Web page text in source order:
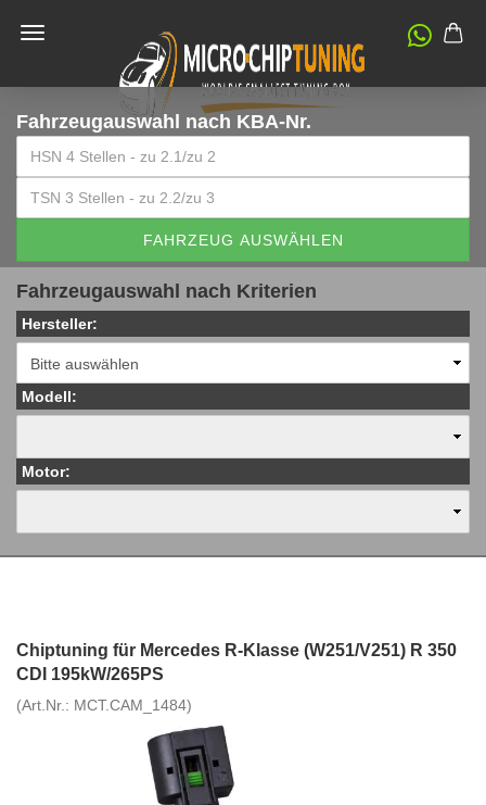
Fahrzeugauswahl nach KBA-Nr.
FAHRZEUG AUSWÄHLEN
Fahrzeugauswahl nach Kriterien
Hersteller:
Modell:
Motor:
Chiptuning für Mercedes R-Klasse (W251/V251) R 350
CDI 195kW/265PS
(Art.Nr.: MCT.CAM_1484)